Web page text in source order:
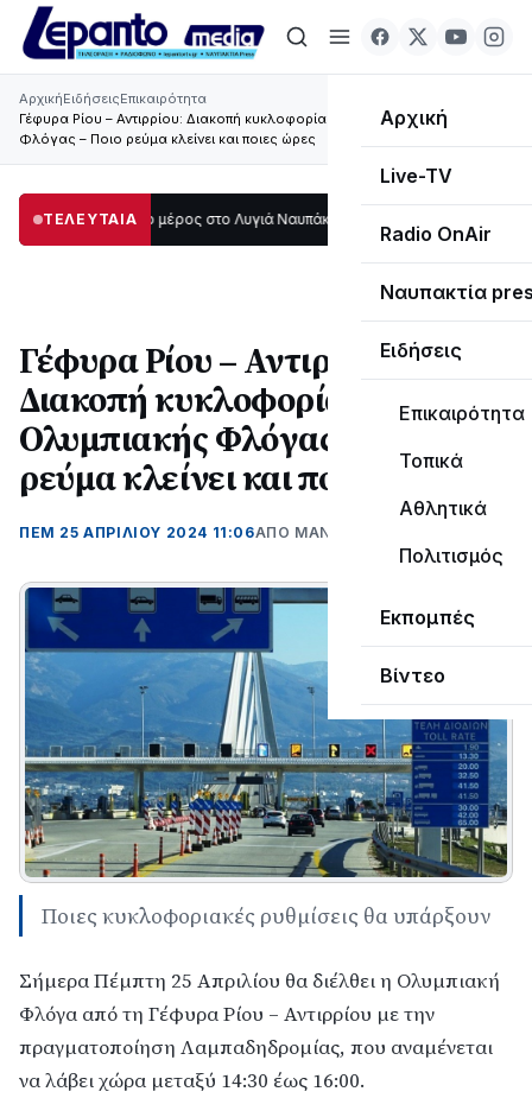
Αρχική
Live-TV
Radio OnAir
Ναυπακτία
Ειδήσεις
Επικαιρότητα
Τοπικά
Αθλητικά
Πολιτισμός
Εκπομπές
Βίντεο
ΑρχικήΕιδήσειςΕπικαιρότητα
Γέφυρα Ρίου – Αντιρρίου: Διακοπή κυκλοφορίας λόγω Ολυμπιακής
Φλόγας – Ποιο ρεύμα κλείνει και ποιες ώρες
ΤΕΛΕΥΤΑΙΑ
μεγάλο μέρος στο Λυγιά Ναυπάκτου12:08
Γέφυρα Ρίου – Αντιρρίου:
Διακοπή κυκλοφορίας λόγω
Ολυμπιακής Φλόγας – Ποιο
ρεύμα κλείνει και ποιες ώρες
ΠΕΜ 25 ΑΠΡΙΛΊΟΥ 2024 11:06ΑΠΌ ΜΑΝΤΩ ΚΑΠΕΝΤΖΩΝΗ
Ποιες κυκλοφοριακές ρυθμίσεις θα υπάρξουν
Σήμερα Πέμπτη 25 Απριλίου θα διέλθει η Ολυμπιακή
Φλόγα από τη Γέφυρα Ρίου – Αντιρρίου με την
πραγματοποίηση Λαμπαδηδρομίας, που αναμένεται
να λάβει χώρα μεταξύ 14:30 έως 16:00.